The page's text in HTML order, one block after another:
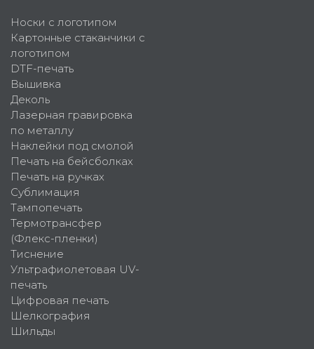
Носки с логотипом
Картонные стаканчики с
логотипом
DTF-печать
Вышивка
Деколь
Лазерная гравировка
по металлу
Наклейки под смолой
Печать на бейсболках
Печать на ручках
Сублимация
Тампопечать
Термотрансфер
(Флекс-пленки)
Тиснение
Ультрафиолетовая UV-
печать
Цифровая печать
Шелкография
Шильды